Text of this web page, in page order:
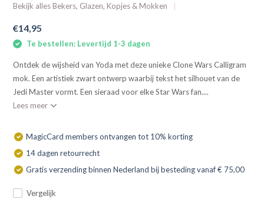
Bekijk alles Bekers, Glazen, Kopjes & Mokken
€14,95
Te bestellen: Levertijd 1-3 dagen
Ontdek de wijsheid van Yoda met deze unieke Clone Wars Calligram
mok. Een artistiek zwart ontwerp waarbij tekst het silhouet van de
Jedi Master vormt. Een sieraad voor elke Star Wars fan....
Lees meer
MagicCard members ontvangen tot 10% korting
14 dagen retourrecht
Gratis verzending binnen Nederland bij besteding vanaf € 75,00
Vergelijk